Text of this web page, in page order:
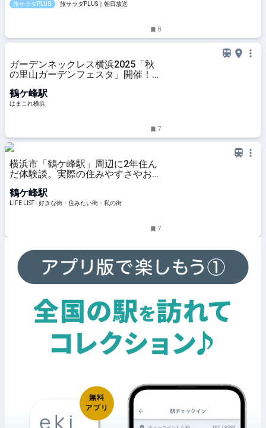
旅サラダPLUS 旅サラダPLUS｜朝日放送
8
ガーデンネックレス横浜2025「秋
の里山ガーデンフェスタ」開催！約
まこれ横浜
鶴ケ峰駅
はまこれ横浜
7
横浜市「鶴ケ峰駅」周辺に2年住ん
だ体験談。実際の住みやすさやおす
きな街・住みたい街・私の街
鶴ケ峰駅
LIFE LIST - 好きな街・住みたい街・私の街
7